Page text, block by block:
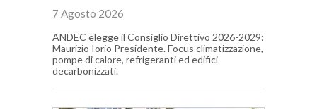
7 Agosto 2026
ANDEC elegge il Consiglio Direttivo 2026-2029:
Maurizio Iorio Presidente. Focus climatizzazione,
pompe di calore, refrigeranti ed edifici
decarbonizzati.